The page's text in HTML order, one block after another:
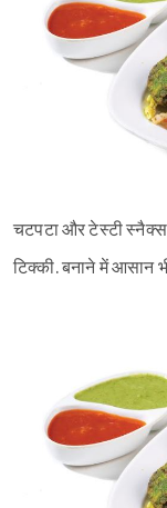
चटपटा और टेस्टी स्नैक्स
टिक्की. बनाने में आसान